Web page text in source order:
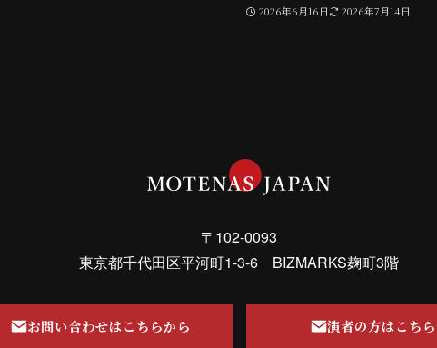
2026年6月16日 2026年7月14日
〒102-0093
東京都千代田区平河町1-3-6 BIZMARKS麹町3階
お問い合わせはこちらから 演者の方はこちら